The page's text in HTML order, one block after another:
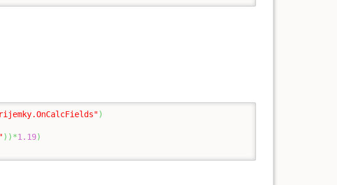
)
) )*1.19)